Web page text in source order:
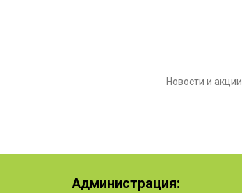
Новости и акции
Администрация: